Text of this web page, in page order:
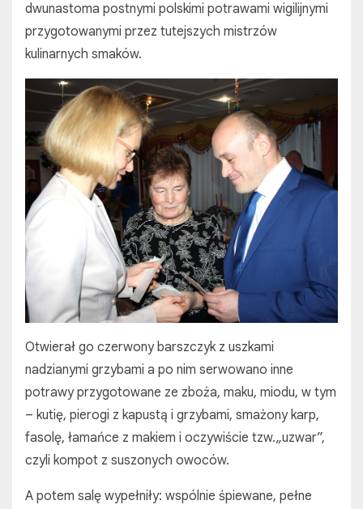
dwunastoma postnymi polskimi potrawami wigilijnymi
przygotowanymi przez tutejszych mistrzów
kulinarnych smaków.
Otwierał go czerwony barszczyk z uszkami
nadzianymi grzybami a po nim serwowano inne
potrawy przygotowane ze zboża, maku, miodu, w tym
– kutię, pierogi z kapustą i grzybami, smażony karp,
fasolę, łamańce z makiem i oczywiście tzw.„uzwar”,
czyli kompot z suszonych owoców.
A potem salę wypełniły: wspólnie śpiewane, pełne